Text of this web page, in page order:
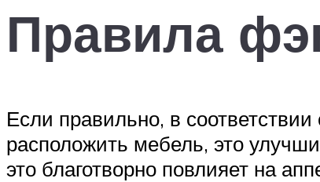
Правила
Если правильно, в
расположить мебель, это
это благотворно повлияет на